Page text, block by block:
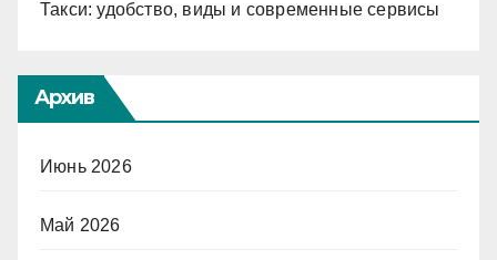
Такси: удобство, виды и современные сервисы
Архив
Июнь 2026
Май 2026